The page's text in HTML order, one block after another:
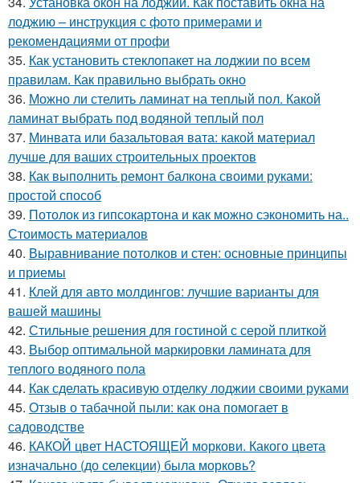
лоджию – инструкция с фото примерами и
рекомендациями от профи
35. Как установить стеклопакет на лоджии по всем
правилам. Как правильно выбрать окно
36. Можно ли стелить ламинат на теплый пол. Какой
ламинат выбрать под водяной теплый пол
37. Минвата или базальтовая вата: какой материал
лучше для ваших строительных проектов
38. Как выполнить ремонт балкона своими руками:
простой способ
39. Потолок из гипсокартона и как можно сэкономить на..
Стоимость материалов
40. Выравнивание потолков и стен: основные принципы
и приемы
41. Клей для авто молдингов: лучшие варианты для
вашей машины
42. Стильные решения для гостиной с серой плиткой
43. Выбор оптимальной маркировки ламината для
теплого водяного пола
44. Как сделать красивую отделку лоджии своими руками
45. Отзыв о табачной пыли: как она помогает в
садоводстве
46. КАКОЙ цвет НАСТОЯЩЕЙ моркови. Какого цвета
изначально (до селекции) была морковь?